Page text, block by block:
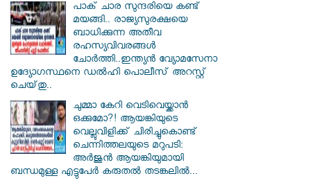
പാക് ചാര സുന്ദരിയെ കണ്ട്
മയങ്ങി.. രാജ്യസുരക്ഷയെ
ബാധിക്കുന്ന അതീവ
രഹസ്യവിവരങ്ങൾ
ചോർത്തി..ഇന്ത്യൻ വ്യോമസേനാ
ഉദ്യോഗസ്ഥനെ ഡൽഹി പൊലീസ് അറസ്റ്റ്
ചെയ്‌തു..
ചുമ്മാ കേറി വെടിവെയ്ക്കാൻ
ഒക്കുമോ?! ആയങ്കിയുടെ
വെല്ലുവിളിക്ക് ചിരിച്ചുകൊണ്ട്
ചെന്നിത്തലയുടെ മറുപടി:
അർജുൻ ആയങ്കിയുമായി
ബന്ധമുള്ള എട്ടുപേർ കരുതൽ തടങ്കലിൽ...